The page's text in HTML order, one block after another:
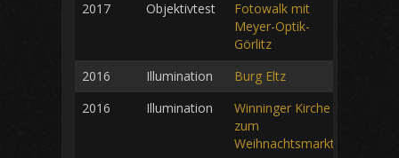
2017
Objektivtest
Fotowalk mit
Meyer-Optik-
Görlitz
2016
Illumination
Burg Eltz
2016
Illumination
Winninger Kirche
zum
Weihnachtsmarkt